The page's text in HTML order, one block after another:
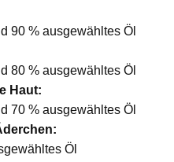
90 % ausgewähltes Öl
80 % ausgewähltes Öl
Haut:
70 % ausgewähltes Öl
Öl